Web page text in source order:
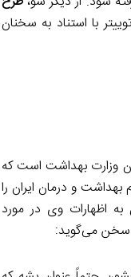
با استناد به سخنان
وزارت بهداشت است که
و درمان ایران را
اظهارات وی در مورد